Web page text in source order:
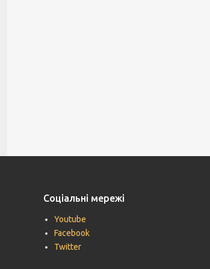
Соціальні мережі
Youtube
Facebook
Twitter